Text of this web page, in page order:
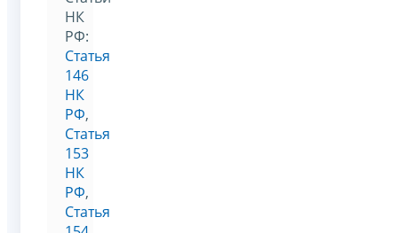
НК
РФ:
Статья
146
НК
РФ,
Статья
153
НК
РФ,
Статья